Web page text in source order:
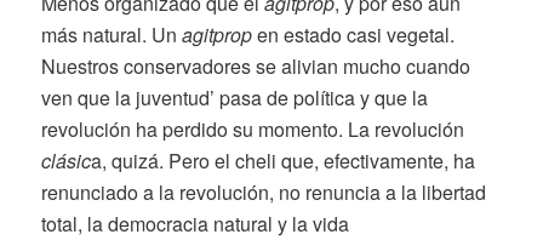
más natural. Unagitpropen estado casi vegetal.
Nuestros conservadores se alivian mucho cuando
ven que la juventud’ pasa de política y que la
revolución ha perdido su momento. La revolución
clásica, quizá. Pero el cheli que, efectivamente, ha
renunciado a la revolución, no renuncia a la libertad
total, la democracia natural y la vida